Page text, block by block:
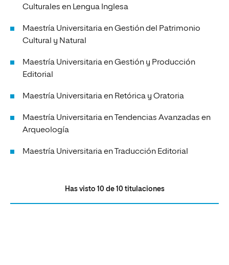
Culturales en Lengua Inglesa
Maestría Universitaria en Gestión del Patrimonio
Cultural y Natural
Maestría Universitaria en Gestión y Producción
Editorial
Maestría Universitaria en Retórica y Oratoria
Maestría Universitaria en Tendencias Avanzadas en
Arqueología
Maestría Universitaria en Traducción Editorial
Has visto 10 de 10 titulaciones